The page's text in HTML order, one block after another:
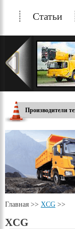
Статьи
Производители
Главная >> XCG >>
XCG